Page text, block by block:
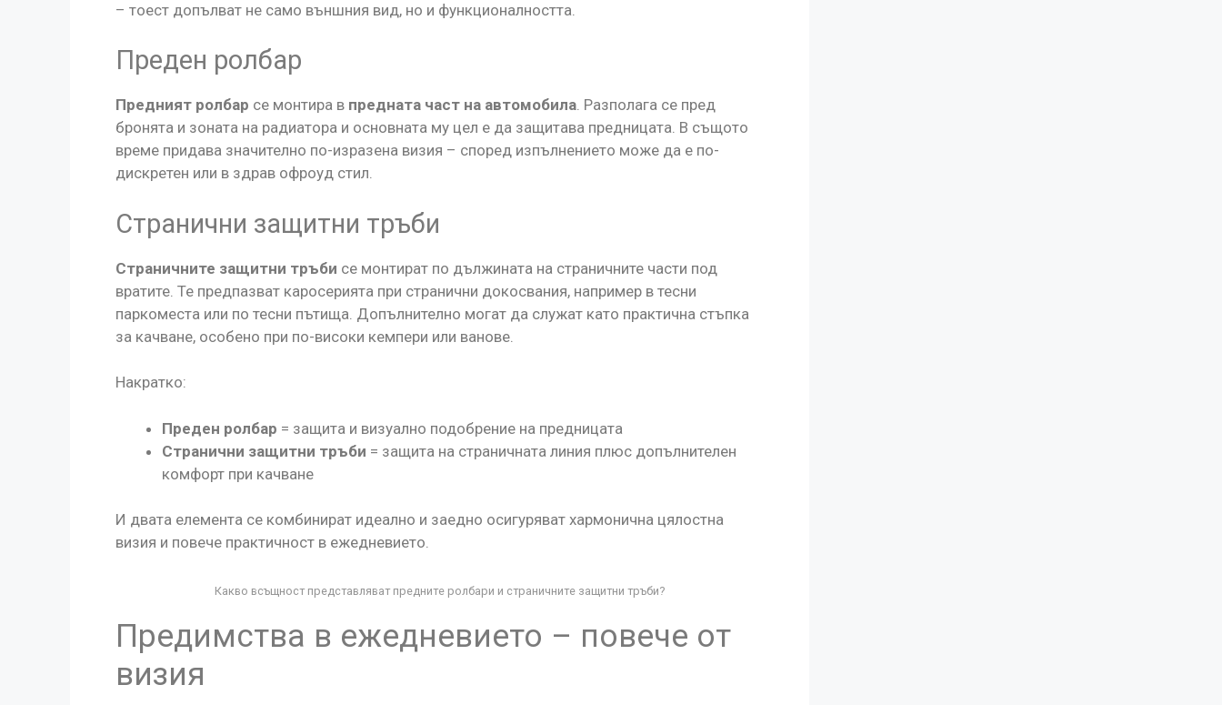
– тоест допълват не само външния вид, но и функционалността.
Преден ролбар
Предният ролбар се монтира в предната част на автомобила. Разполага се пред
бронята и зоната на радиатора и основната му цел е да защитава предницата. В същото
време придава значително по-изразена визия – според изпълнението може да е по-
дискретен или в здрав офроуд стил.
Странични защитни тръби
Страничните защитни тръби се монтират по дължината на страничните части под
вратите. Те предпазват каросерията при странични докосвания, например в тесни
паркоместа или по тесни пътища. Допълнително могат да служат като практична стъпка
за качване, особено при по-високи кемпери или ванове.
Накратко:
Преден ролбар = защита и визуално подобрение на предницата
Странични защитни тръби = защита на страничната линия плюс допълнителен
комфорт при качване
И двата елемента се комбинират идеално и заедно осигуряват хармонична цялостна
визия и повече практичност в ежедневието.
Какво всъщност представляват предните ролбари и страничните защитни тръби?
Предимства в ежедневието – повече от
визия